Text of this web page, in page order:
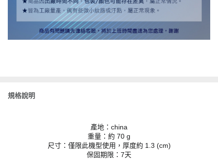
規格說明
產地：china
重量：約 70 g
尺寸：僅限此機型使用，厚度約 1.3 (cm)
保固期限：7天